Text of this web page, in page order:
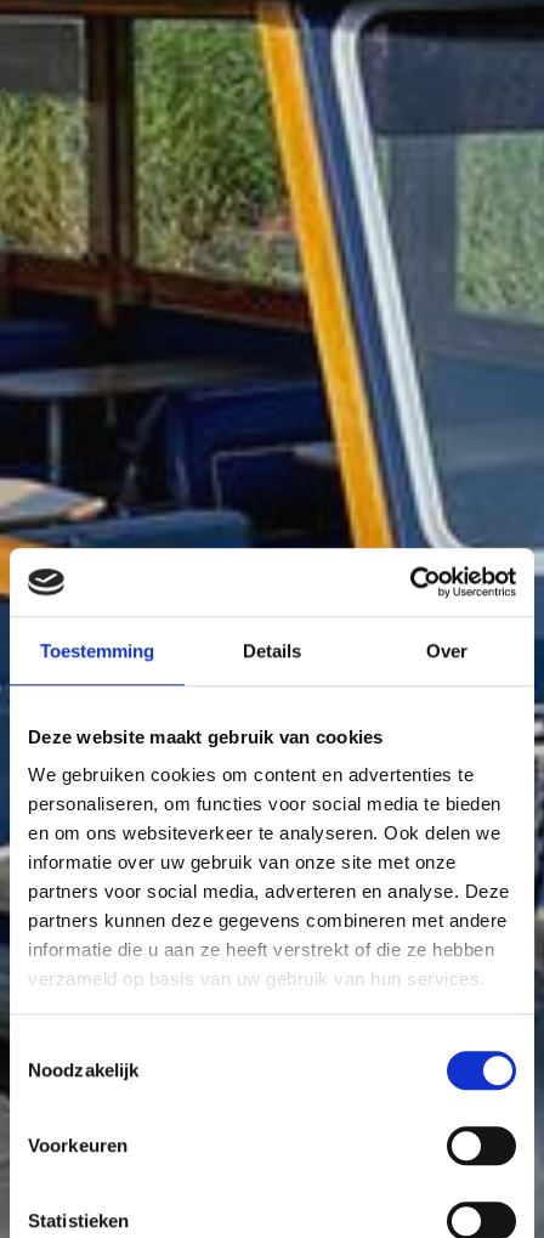
Toestemming Details Over
Deze website maakt gebruik van cookies
We gebruiken cookies om content en advertenties te
personaliseren, om functies voor social media te bieden
en om ons websiteverkeer te analyseren. Ook delen we
informatie over uw gebruik van onze site met onze
partners voor social media, adverteren en analyse. Deze
partners kunnen deze gegevens combineren met andere
informatie die u aan ze heeft verstrekt of die ze hebben
verzameld op basis van uw gebruik van hun services.
Toestemmingsselectie
Noodzakelijk
Voorkeuren
Statistieken